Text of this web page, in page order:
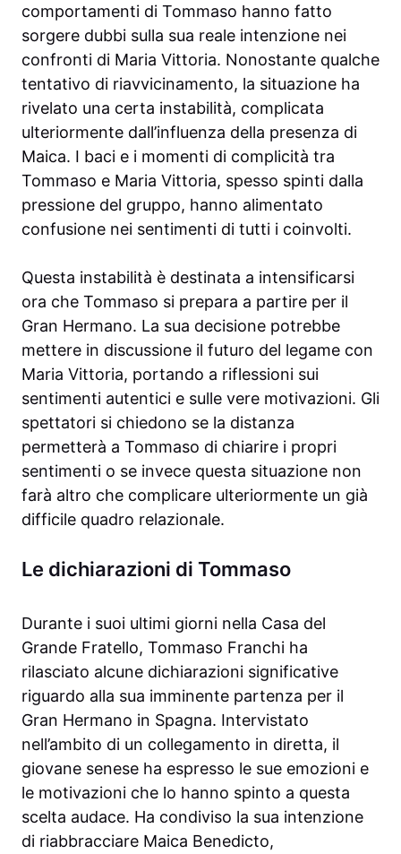
comportamenti di Tommaso hanno fatto
sorgere dubbi sulla sua reale intenzione nei
confronti di Maria Vittoria. Nonostante qualche
tentativo di riavvicinamento, la situazione ha
rivelato una certa instabilità, complicata
ulteriormente dall’influenza della presenza di
Maica. I baci e i momenti di complicità tra
Tommaso e Maria Vittoria, spesso spinti dalla
pressione del gruppo, hanno alimentato
confusione nei sentimenti di tutti i coinvolti.
Questa instabilità è destinata a intensificarsi
ora che Tommaso si prepara a partire per il
Gran Hermano. La sua decisione potrebbe
mettere in discussione il futuro del legame con
Maria Vittoria, portando a riflessioni sui
sentimenti autentici e sulle vere motivazioni. Gli
spettatori si chiedono se la distanza
permetterà a Tommaso di chiarire i propri
sentimenti o se invece questa situazione non
farà altro che complicare ulteriormente un già
difficile quadro relazionale.
Le dichiarazioni di Tommaso
Durante i suoi ultimi giorni nella Casa del
Grande Fratello, Tommaso Franchi ha
rilasciato alcune dichiarazioni significative
riguardo alla sua imminente partenza per il
Gran Hermano in Spagna. Intervistato
nell’ambito di un collegamento in diretta, il
giovane senese ha espresso le sue emozioni e
le motivazioni che lo hanno spinto a questa
scelta audace. Ha condiviso la sua intenzione
di riabbracciare Maica Benedicto,